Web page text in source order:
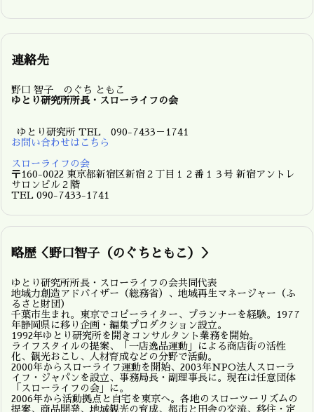
連絡先
野口 智子 のぐち ともこ
ゆとり研究所所長・スローライフの会
ゆとり研究所 TEL 090-7433－1741
お問い合わせはこちら
スローライフの会
〒160-0022 東京都新宿区新宿２丁目１２番１３号 新宿アントレ
サロンビル２階
TEL 090-7433-1741
略歴＜野口智子（のぐちともこ）＞
ゆとり研究所所長・スローライフの会共同代表
地域力創造アドバイザー（総務省）、地域再生マネージャー（ふ
るさと財団）
千葉市生まれ。東京でコピーライター、プランナーを経験。1977
年静岡県に移り企画・編集プロダクション設立。
1992年ゆとり研究所を開きコンサルタント業務を開始。
ライフスタイルの提案、「一店逸品運動」による商店街の活性
化、観光おこし、人材育成などの分野で活動。
2000年からスローライフ運動を開始、2003年NPO法人スローラ
イフ・ジャパンを設立、事務局長・副理事長に。現在は任意団体
「スローライフの会」に。
2006年から活動拠点と自宅を東京へ。各地のスローツーリズムの
提案、商品開発、地域観光の育成、都市と田舎の交流、移住・定